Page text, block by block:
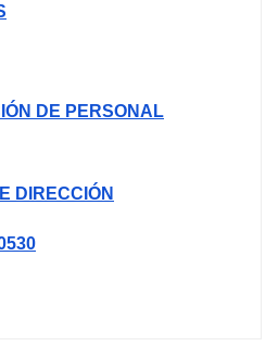
DE PERSONAL
DIRECCIÓN